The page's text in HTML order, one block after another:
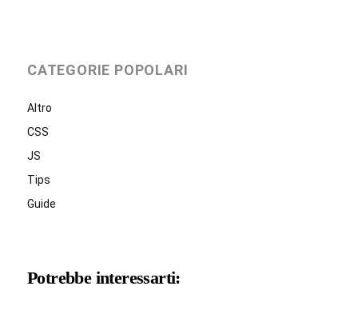
CATEGORIE POPOLARI
Altro
CSS
JS
Tips
Guide
Potrebbe interessarti: